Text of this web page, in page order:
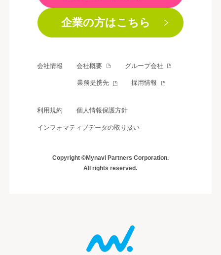
企業の方はこちら
会社情報 会社概要 グループ会社
業務提携先 採用情報
利用規約 個人情報保護方針
インフォマティブデータの取り扱い
Copyright ©Mynavi Partners Corporation.
All rights reserved.